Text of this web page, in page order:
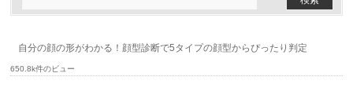
自分の顔の形がわかる！顔型診断で5タイプの顔型からぴったり判定
650.8k件のビュー